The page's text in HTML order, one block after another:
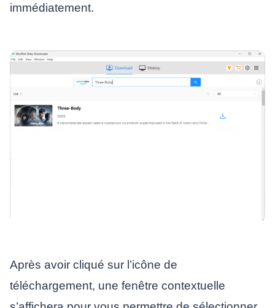
immédiatement.
Après avoir cliqué sur l’icône de
téléchargement, une fenêtre contextuelle